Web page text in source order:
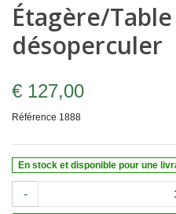
Étagère/
désoperculer
€ 127,00
Référence 1888
En stock et disponible pour une
-